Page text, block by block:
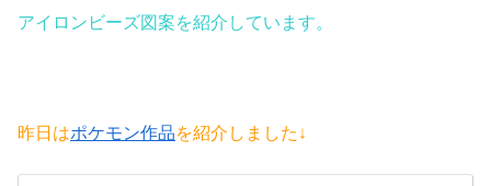
アイロンビーズ図案を紹介しています。
昨日はポケモン作品を紹介しました↓